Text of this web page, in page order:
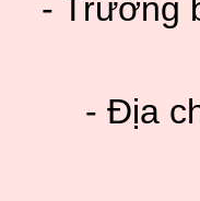
- Trưởng
- Địa